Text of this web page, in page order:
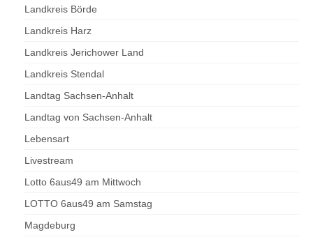
Landkreis Börde
Landkreis Harz
Landkreis Jerichower Land
Landkreis Stendal
Landtag Sachsen-Anhalt
Landtag von Sachsen-Anhalt
Lebensart
Livestream
Lotto 6aus49 am Mittwoch
LOTTO 6aus49 am Samstag
Magdeburg